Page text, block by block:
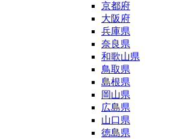
京都府
大阪府
兵庫県
奈良県
和歌山県
鳥取県
島根県
岡山県
広島県
山口県
徳島県